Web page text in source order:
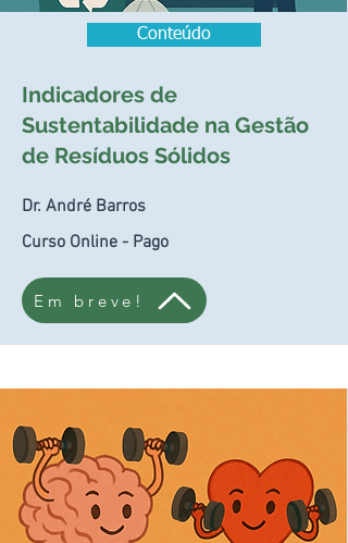
Conteúdo
Indicadores de
Sustentabilidade na Gestão
de Resíduos Sólidos
Dr. André Barros
Curso Online - Pago
Em breve!